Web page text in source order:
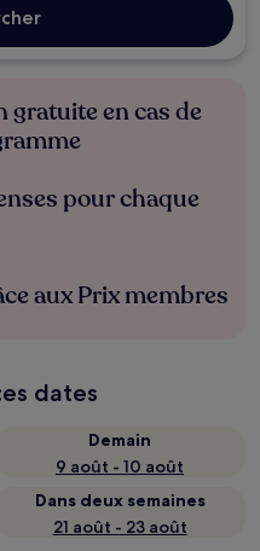
gratuite en cas de
pour chaque
aux Prix membres
dates
Demain
9 août - 10 août
Dans deux semaines
21 août - 23 août